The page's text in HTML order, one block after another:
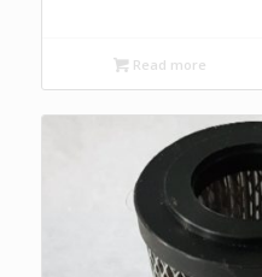
Read more